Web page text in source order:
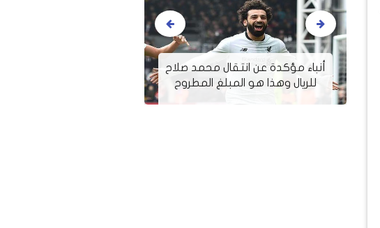
أنباء مؤكدة عن انتقال محمد صلاح
للريال وهذا هو المبلغ المطروح